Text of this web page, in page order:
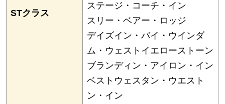
STクラス
ステージ・コーチ・イン
スリー・ベアー・ロッジ
デイズイン・バイ・ウインダ
ム・ウェストイエローストーン
ブランディン・アイロン・イン
ベストウェスタン・ウエスト
ン・イン